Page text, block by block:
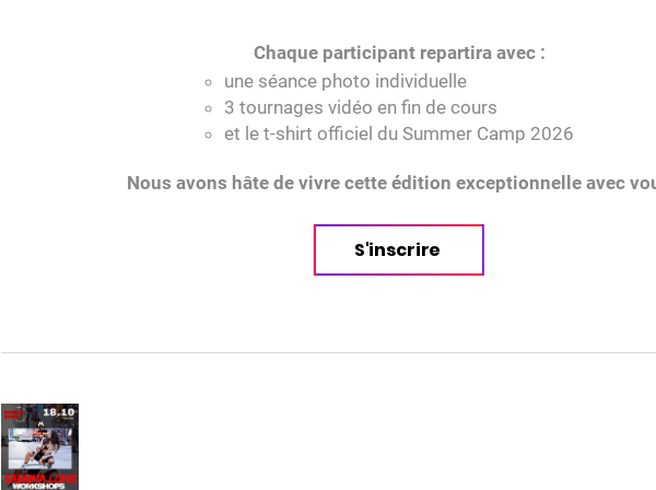
Chaque participant repartira avec :
une séance photo individuelle
3 tournages vidéo en fin de cours
et le t-shirt officiel du Summer Camp 2026
Nous avons hâte de vivre cette édition exceptionnelle avec
S'inscrire
Navigation
de